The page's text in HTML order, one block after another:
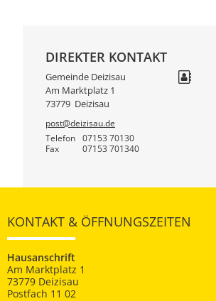
DIREKTER KONTAKT
Gemeinde Deizisau
Am Marktplatz 1
73779 Deizisau
post@deizisau.de
Telefon
07153 70130
Fax 07153 701340
KONTAKT & ÖFFNUNGSZEITEN
Hausanschrift
Am Marktplatz 1
73779 Deizisau
Postfach 11 02